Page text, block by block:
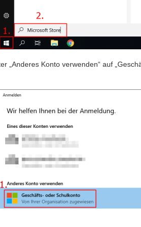
„Anderes Konto verwenden“ auf